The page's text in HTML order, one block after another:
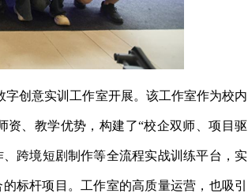
创意实训工作室开展。该工作室作为校内
、教学优势，构建了“校企双师、项目驱
跨境短剧制作等全流程实战训练平台，实
标杆项目。工作室的高质量运营，也吸引